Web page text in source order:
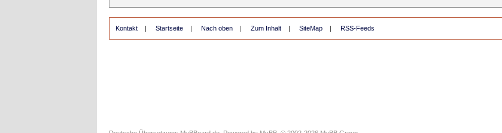
Kontakt | Startseite | Nach oben | Zum Inhalt | SiteMap | RSS-Feeds